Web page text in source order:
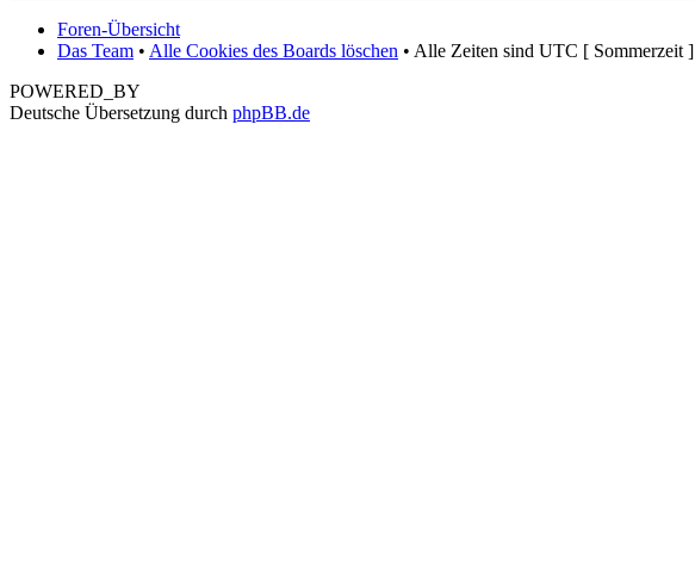
Foren-Übersicht
Das Team • Alle Cookies des Boards löschen • Alle Zeiten sind UTC [ Sommerzeit ]
POWERED_BY
Deutsche Übersetzung durch phpBB.de